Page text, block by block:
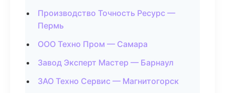
Производство Точность Ресурс —
Пермь
ООО Техно Пром — Самара
Завод Эксперт Мастер — Барнаул
ЗАО Техно Сервис — Магнитогорск